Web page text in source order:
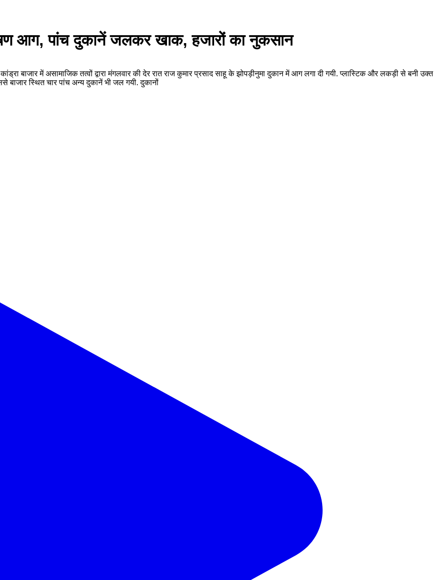
आग, पांच दुकानें जलकर खाक, हजारों का नुकसान
बाजार में असामाजिक तत्वों द्वारा मंगलवार की देर रात राज कुमार प्रसाद साहू के झोपड़ीनुमा दुकान में आग लगा दी गयी. प्लास्टिक और लकड़ी से बनी उक्त
बाजार स्थित चार पांच अन्य दुकानें भी जल गयी. दुकानों